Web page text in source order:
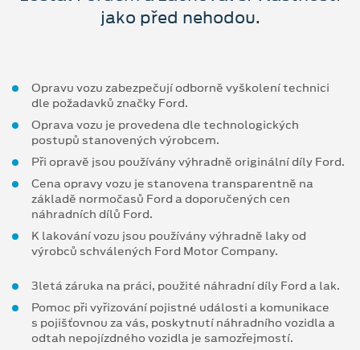
jako před nehodou.
Opravu vozu zabezpečují odborně vyškolení technici
dle požadavků značky Ford.
Oprava vozu je provedena dle technologických
postupů stanovených výrobcem.
Při opravě jsou používány výhradně originální díly Ford.
Cena opravy vozu je stanovena transparentně na
základě normočasů Ford a doporučených cen
náhradních dílů Ford.
K lakování vozu jsou používány výhradně laky od
výrobců schválených Ford Motor Company.
3letá záruka na práci, použité náhradní díly Ford a lak.
Pomoc při vyřizování pojistné události a komunikace
s pojišťovnou za vás, poskytnutí náhradního vozidla a
odtah nepojízdného vozidla je samozřejmostí.